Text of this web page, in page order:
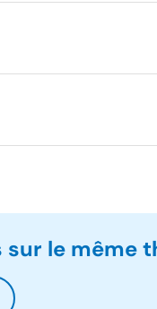
sur le même